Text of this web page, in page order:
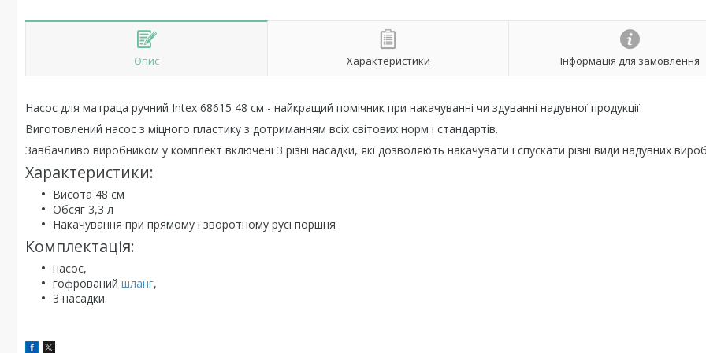
Опис Характеристики Інформація для замовлення
Насос для матраца ручний Intex 68615 48 см - найкращий помічник при накачуванні чи здуванні надувної продукції.
Виготовлений насос з міцного пластику з дотриманням всіх світових норм і стандартів.
Завбачливо виробником у комплект включені 3 різні насадки, які дозволяють накачувати і спускати різні види надувних
Характеристики:
Висота 48 см
Обсяг 3,3 л
Накачування при прямому і зворотному русі поршня
Комплектація:
насос,
гофрований шланг,
3 насадки.